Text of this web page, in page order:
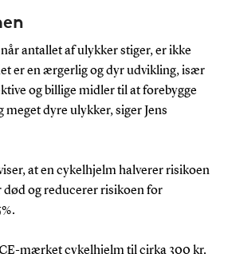
antallet af ulykker stiger, er ikke
er en ærgerlig og dyr udvikling, især
og billige midler til at forebygge
dyre ulykker, siger Jens
at en cykelhjelm halverer risikoen
død og reducerer risikoen for
mærket cykelhjelm til cirka 300 kr.